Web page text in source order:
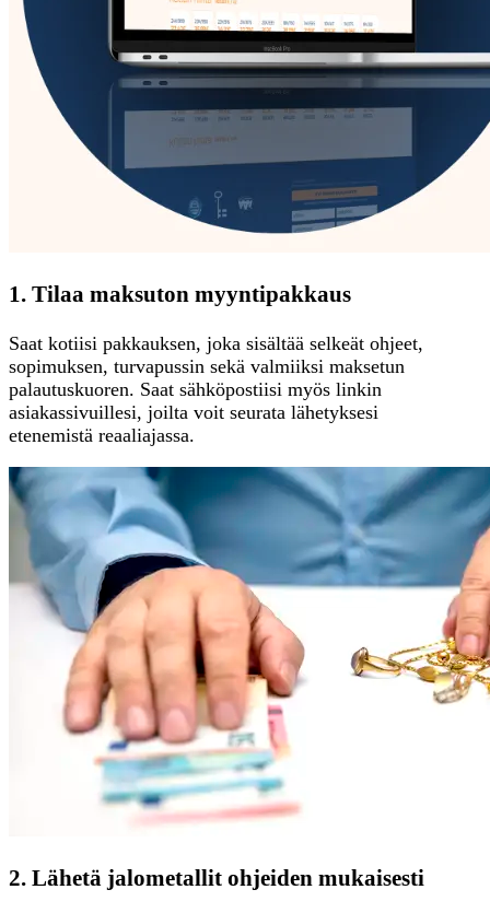
1. Tilaa maksuton myyntipakkaus
Saat kotiisi pakkauksen, joka sisältää selkeät ohjeet,
sopimuksen, turvapussin sekä valmiiksi maksetun
palautuskuoren. Saat sähköpostiisi myös linkin
asiakassivuillesi, joilta voit seurata lähetyksesi
etenemistä reaaliajassa.
2. Lähetä jalometallit ohjeiden mukaisesti